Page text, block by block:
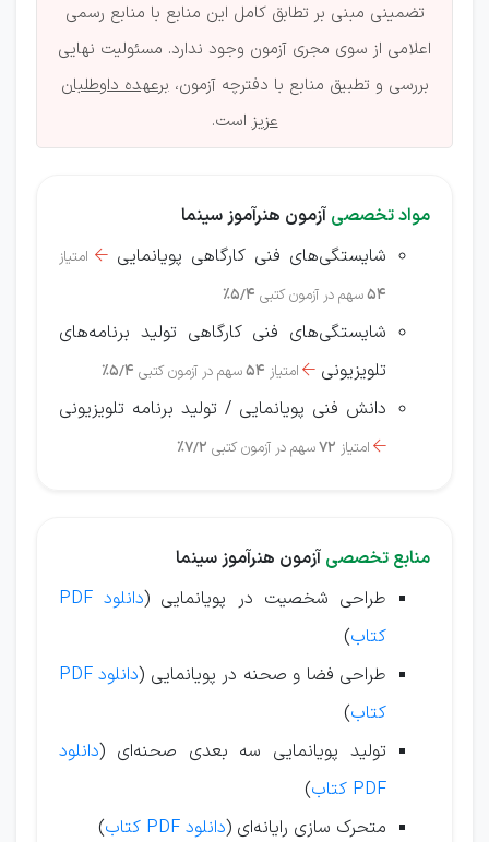
تضمینی مبنی بر تطابق کامل این منابع با منابع رسمی
اعلامی از سوی مجری آزمون وجود ندارد. مسئولیت نهایی
بررسی و تطبیق منابع با دفترچه آزمون،برعهده داوطلبان
عزیزاست.
مواد تخصصی آزمون هنرآموز سینما
شایستگی‌های فنی کارگاهی پویانمایی
 امتیاز
54سهم در آزمون کتبی 5/4%
شایستگی‌های فنی کارگاهی تولید برنامه‌های
تلویزیونی  امتیاز 54سهم در آزمون کتبی 5/4%
دانش فنی پویانمایی / تولید برنامه تلویزیونی
 امتیاز 72سهم در آزمون کتبی 7/2%
منابع تخصصی آزمون هنرآموز سینما
طراحی شخصیت در پویانمایی (
دانلود PDF
کتاب)
طراحی فضا و صحنه در پویانمایی (
دانلود PDF
کتاب)
تولید پویانمایی سه بعدی صحنه‌ای (دانلود
PDF کتاب
)
متحرک سازی رایانه‌ای (دانلود PDF کتاب
)